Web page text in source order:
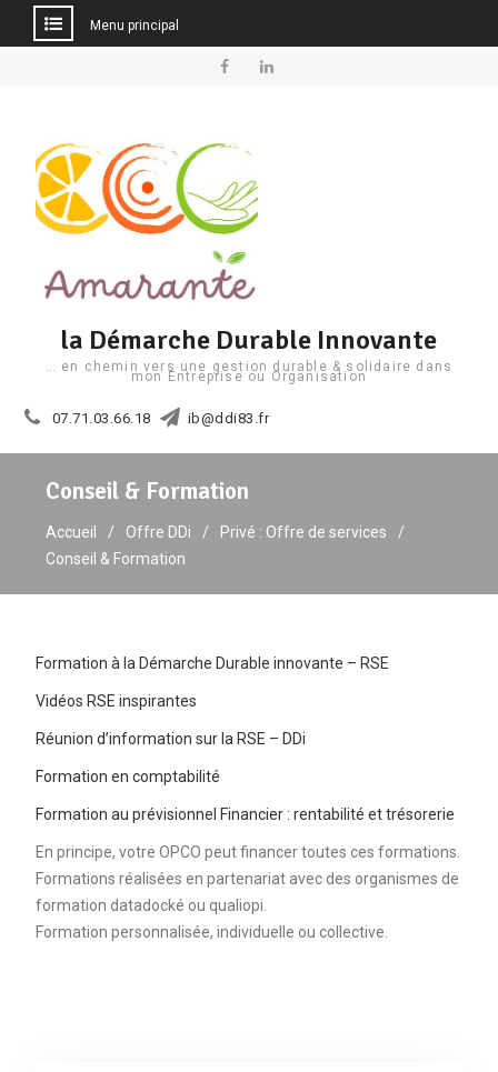
Menu principal
la Démarche Durable Innovante
… en chemin vers une gestion durable & solidaire dans
mon Entreprise ou Organisation
07.71.03.66.18 ib@ddi83.fr
Conseil & Formation
Accueil Offre DDi
Privé : Offre de services
Conseil & Formation
Formation à la Démarche Durable innovante – RSE
Vidéos RSE inspirantes
Réunion d’information sur la RSE – DDi
Formation en comptabilité
Formation au prévisionnel Financier : rentabilité et trésorerie
En principe, votre OPCO peut financer toutes ces formations.
Formations réalisées en partenariat avec des organismes de
formation datadocké ou qualiopi.
Formation personnalisée, individuelle ou collective.